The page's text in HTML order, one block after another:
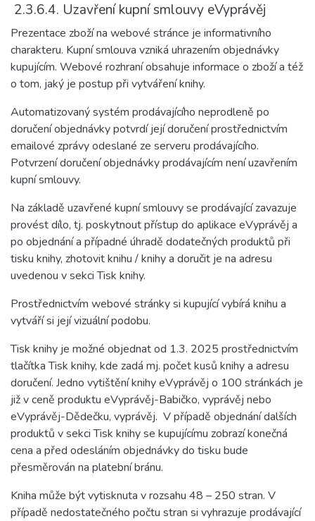
2.3.6.4. Uzavření kupní smlouvy eVyprávěj
Prezentace zboží na webové stránce je informativního
charakteru. Kupní smlouva vzniká uhrazením objednávky
kupujícím. Webové rozhraní obsahuje informace o zboží a též
o tom, jaký je postup při vytváření knihy.
Automatizovaný systém prodávajícího neprodleně po
doručení objednávky potvrdí její doručení prostřednictvím
emailové zprávy odeslané ze serveru prodávajícího.
Potvrzení doručení objednávky prodávajícím není uzavřením
kupní smlouvy.
Na základě uzavřené kupní smlouvy se prodávající zavazuje
provést dílo, tj. poskytnout přístup do aplikace eVyprávěj a
po objednání a případné úhradě dodatečných produktů při
tisku knihy, zhotovit knihu / knihy a doručit je na adresu
uvedenou v sekci Tisk knihy.
Prostřednictvím webové stránky si kupující vybírá knihu a
vytváří si její vizuální podobu.
Tisk knihy je možné objednat od 1.3. 2025 prostřednictvím
tlačítka Tisk knihy, kde zadá mj. počet kusů knihy a adresu
doručení. Jedno vytištění knihy eVyprávěj o 100 stránkách je
již v ceně produktu eVyprávěj-Babičko, vyprávěj nebo
eVyprávěj-Dědečku, vyprávěj. V případě objednání dalších
produktů v sekci Tisk knihy se kupujícímu zobrazí konečná
cena a před odesláním objednávky do tisku bude
přesměrován na platební bránu.
Kniha může být vytisknuta v rozsahu 48 – 250 stran. V
případě nedostatečného počtu stran si vyhrazuje prodávající